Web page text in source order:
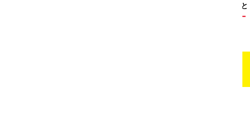
タンドや整備工場の既存インフラを活用すること
リー